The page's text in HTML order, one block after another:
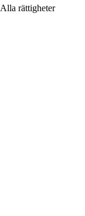
rättigheter